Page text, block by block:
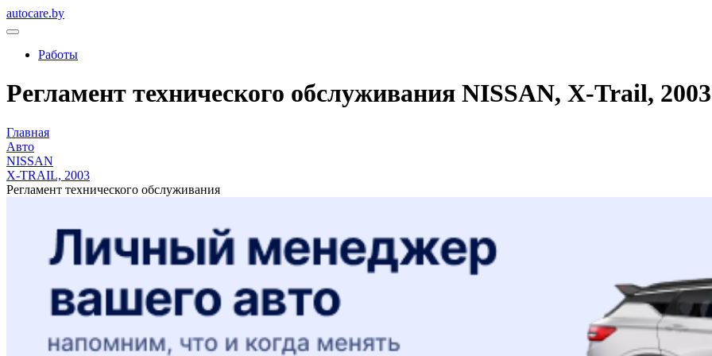
autocare.by
Работы
Регламент технического обслуживания NISSAN, X-Trail, 2003
Главная
Авто
NISSAN
X-TRAIL, 2003
Регламент технического обслуживания